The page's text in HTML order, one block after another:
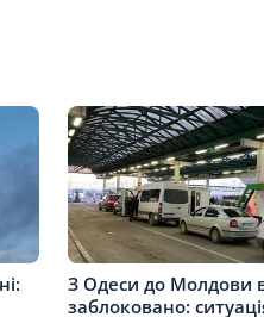
З Одеси до Молдови
заблоковано: